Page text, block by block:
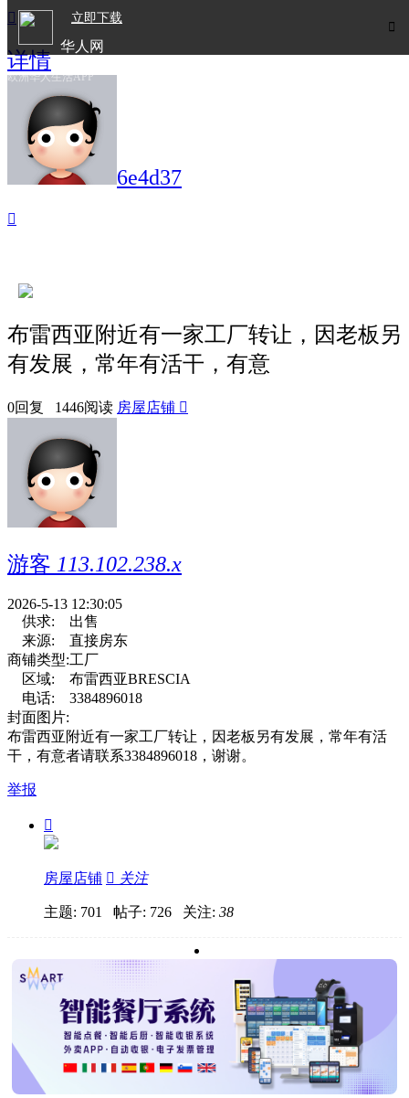

立即下载
华人网
欧洲华人生活APP

详情
6e4d37

布雷西亚附近有一家工厂转让，因老板另
有发展，常年有活干，有意
0回复 1446阅读 房屋店铺 
游客 113.102.238.x
2026-5-13 12:30:05
供求:
出售
来源:
直接房东
商铺类型:工厂
区域:
布雷西亚BRESCIA
电话:
3384896018
封面图片:
布雷西亚附近有一家工厂转让，因老板另有发展，常年有活
干，有意者请联系3384896018，谢谢。
举报

房屋店铺  关注
主题: 701 帖子: 726 关注: 38